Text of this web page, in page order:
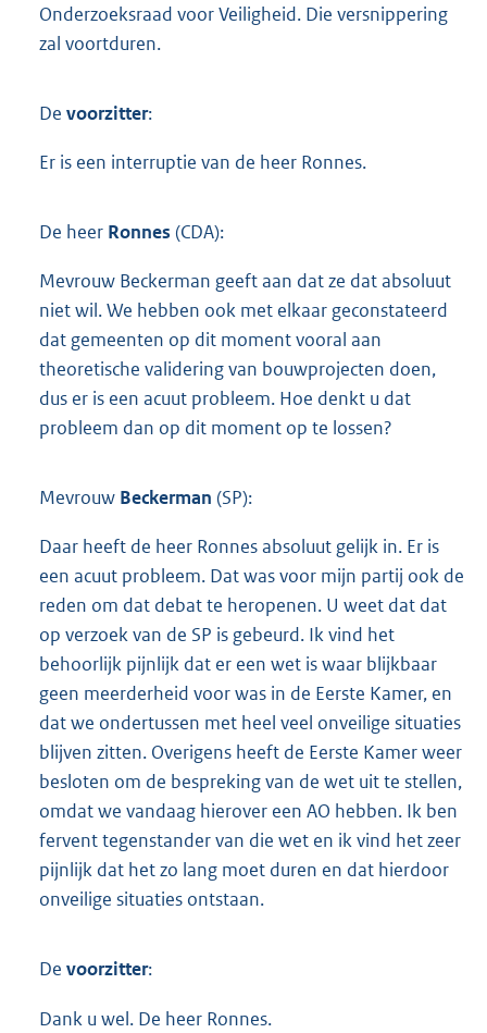
Onderzoeksraad voor Veiligheid. Die versnippering
zal voortduren.
De voorzitter:
Er is een interruptie van de heer Ronnes.
De heer Ronnes (CDA):
Mevrouw Beckerman geeft aan dat ze dat absoluut
niet wil. We hebben ook met elkaar geconstateerd
dat gemeenten op dit moment vooral aan
theoretische validering van bouwprojecten doen,
dus er is een acuut probleem. Hoe denkt u dat
probleem dan op dit moment op te lossen?
Mevrouw Beckerman (SP):
Daar heeft de heer Ronnes absoluut gelijk in. Er is
een acuut probleem. Dat was voor mijn partij ook de
reden om dat debat te heropenen. U weet dat dat
op verzoek van de SP is gebeurd. Ik vind het
behoorlijk pijnlijk dat er een wet is waar blijkbaar
geen meerderheid voor was in de Eerste Kamer, en
dat we ondertussen met heel veel onveilige situaties
blijven zitten. Overigens heeft de Eerste Kamer weer
besloten om de bespreking van de wet uit te stellen,
omdat we vandaag hierover een AO hebben. Ik ben
fervent tegenstander van die wet en ik vind het zeer
pijnlijk dat het zo lang moet duren en dat hierdoor
onveilige situaties ontstaan.
De voorzitter:
Dank u wel. De heer Ronnes.